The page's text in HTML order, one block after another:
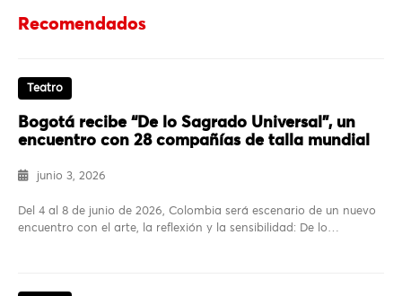
Recomendados
Teatro
Bogotá recibe “De lo Sagrado Universal”, un
encuentro con 28 compañías de talla mundial
junio 3, 2026
Del 4 al 8 de junio de 2026, Colombia será escenario de un nuevo
encuentro con el arte, la reflexión y la sensibilidad: De lo…